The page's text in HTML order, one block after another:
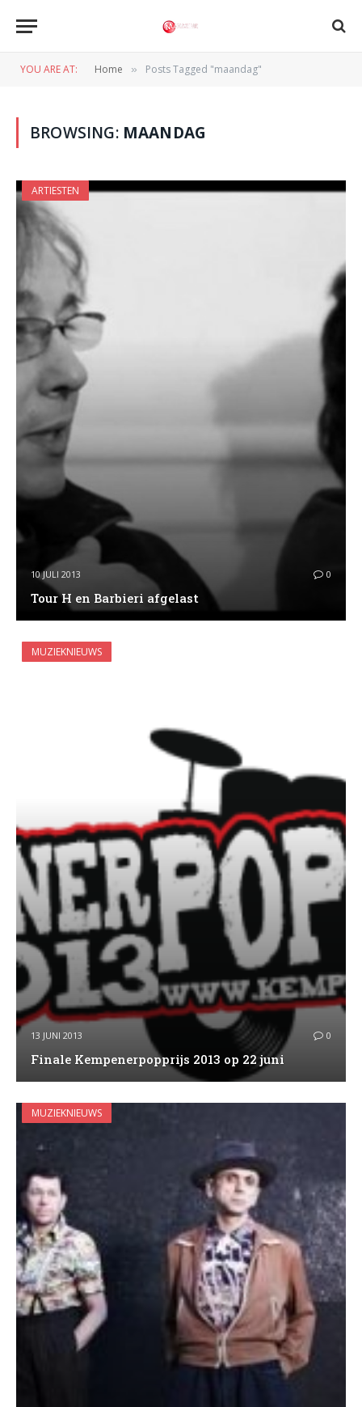
YOU ARE AT: Home » Posts Tagged "maandag"
BROWSING: MAANDAG
ARTIESTEN
10 JULI 2013 0
Tour H en Barbieri afgelast
MUZIEKNIEUWS
13 JUNI 2013 0
Finale Kempenerpopprijs 2013 op 22 juni
MUZIEKNIEUWS